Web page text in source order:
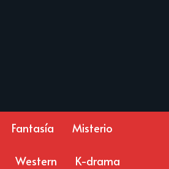
Fantasía Misterio
Western K-drama